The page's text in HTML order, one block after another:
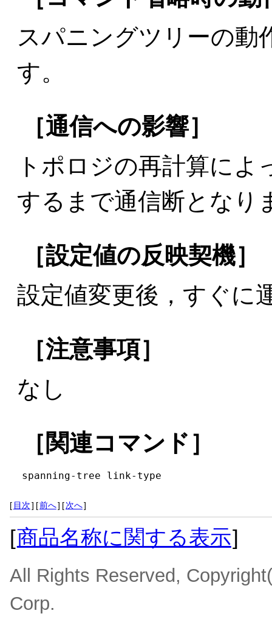
スパニングツリーの動
す。
［通信への影響］
トポロジの再計算に
するまで通信断となり
［設定値の反映契機］
設定値変更後，すぐに
［注意事項］
なし
［関連コマンド］
spanning-tree link-type
[ 目次] [前へ] [次へ]
[商品名称に関する表示]
All Rights Reserved,
Corp.